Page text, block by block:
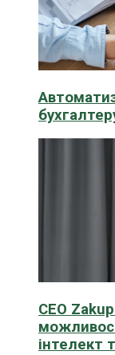
CEO
інтелект